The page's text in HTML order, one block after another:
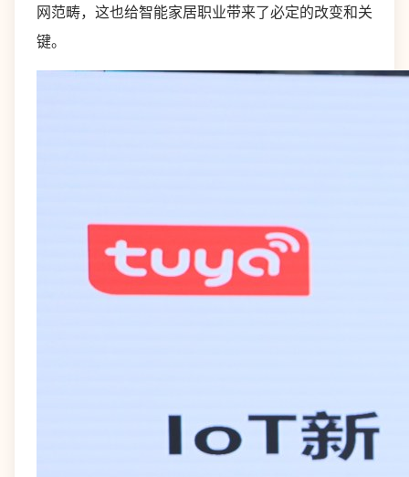
网范畴，这也给智能家居职业带来了必定的改变和关
键。